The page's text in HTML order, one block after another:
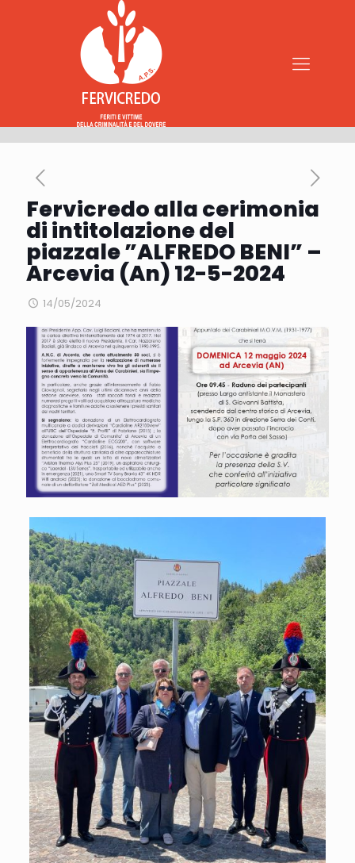
Fervicredo alla cerimonia
di intitolazione del
piazzale ”ALFREDO BENI” –
Arcevia (An) 12-5-2024
14/05/2024